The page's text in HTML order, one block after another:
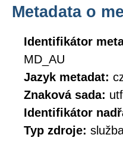
Metadata o
Identifikátor
MD_AU
Jazyk metadat:
Znaková sada:
Identifikátor
Typ zdroje: